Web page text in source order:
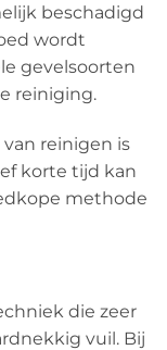
beschadigd
wordt
gevelsoorten
reiniging.
reinigen is
korte tijd kan
methode
die zeer
vuil. Bij